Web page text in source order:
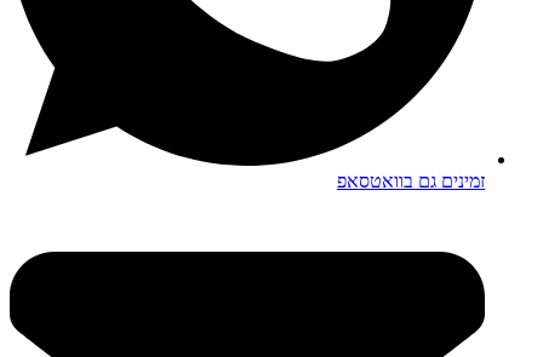
זמינים גם בוואטסאפ